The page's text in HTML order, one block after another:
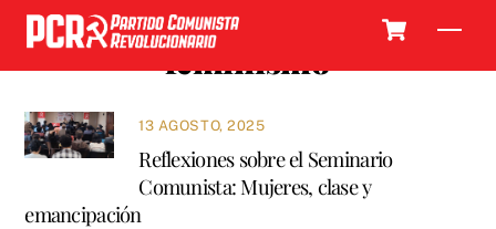
Skip
content
feminismo
13 AGOSTO, 2025
Reflexiones sobre el Seminario
Comunista: Mujeres, clase y
emancipación